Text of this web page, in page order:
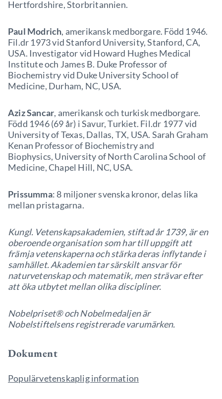
Hertfordshire, Storbritannien.
Paul Modrich, amerikansk medborgare. Född 1946.
Fil.dr 1973 vid Stanford University, Stanford, CA,
USA. Investigator vid Howard Hughes Medical
Institute och James B. Duke Professor of
Biochemistry vid Duke University School of
Medicine, Durham, NC, USA.
Aziz Sancar, amerikansk och turkisk medborgare.
Född 1946 (69 år) i Savur, Turkiet. Fil.dr 1977 vid
University of Texas, Dallas, TX, USA. Sarah Graham
Kenan Professor of Biochemistry and
Biophysics, University of North Carolina School of
Medicine, Chapel Hill, NC, USA.
Prissumma: 8 miljoner svenska kronor, delas lika
mellan pristagarna.
Kungl. Vetenskapsakademien, stiftad år 1739, är en
oberoende organisation som har till uppgift att
främja vetenskaperna och stärka deras inflytande i
samhället. Akademien tar särskilt ansvar för
naturvetenskap och matematik, men strävar efter
att öka utbytet mellan olika discipliner.
Nobelpriset® och Nobelmedaljen är
Nobelstiftelsens registrerade varumärken.
Dokument
Populärvetenskaplig information